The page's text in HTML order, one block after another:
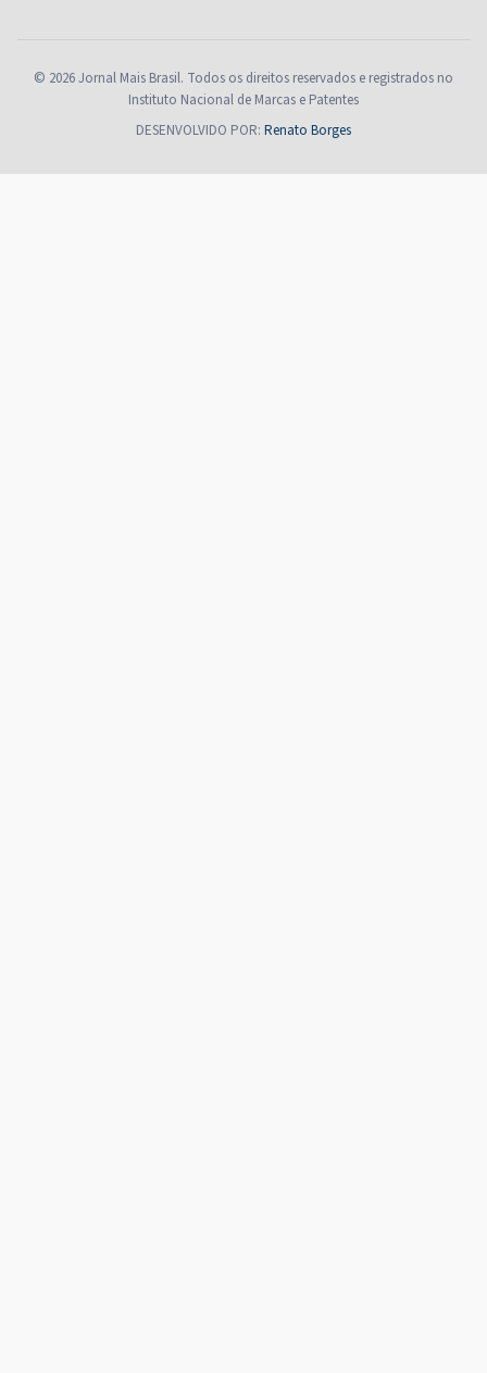
© 2026 Jornal Mais Brasil. Todos os direitos reservados e registrados no
Instituto Nacional de Marcas e Patentes
DESENVOLVIDO POR: Renato Borges